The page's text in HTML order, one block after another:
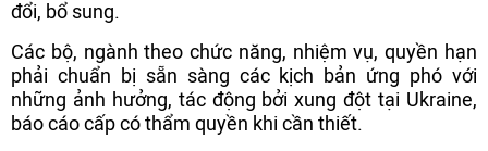
đổi, bổ sung.
Các bộ, ngành theo chức năng, nhiệm vụ, quyền hạn
phải chuẩn bị sẵn sàng các kịch bản ứng phó với
những ảnh hưởng, tác động bởi xung đột tại Ukraine,
báo cáo cấp có thẩm quyền khi cần thiết.